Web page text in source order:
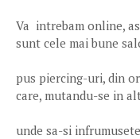
Va intrebam online,
sunt cele mai bune
pus piercing-uri, din
care, mutandu-se in
unde sa-si